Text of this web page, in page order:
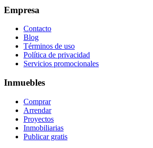
Empresa
Contacto
Blog
Términos de uso
Política de privacidad
Servicios promocionales
Inmuebles
Comprar
Arrendar
Proyectos
Inmobiliarias
Publicar gratis